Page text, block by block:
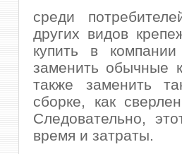
среди
других видов
купить в компании
заменить обычные
также заменить
сборке, как
Следовательно,
время и затраты.